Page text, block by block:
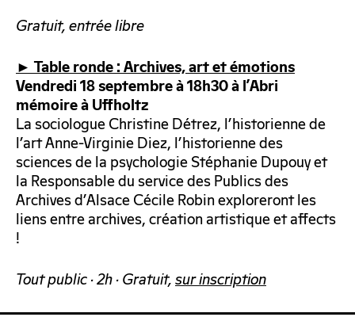
Gratuit, entrée libre
► Table ronde : Archives, art et émotions
Vendredi 18 septembre à 18h30 à l’Abri
mémoire à Uffholtz
La sociologue Christine Détrez, l’historienne de
l’art Anne-Virginie Diez, l’historienne des
sciences de la psychologie Stéphanie Dupouy et
la Responsable du service des Publics des
Archives d’Alsace Cécile Robin exploreront les
liens entre archives, création artistique et affects
!
Tout public · 2h · Gratuit,sur inscription